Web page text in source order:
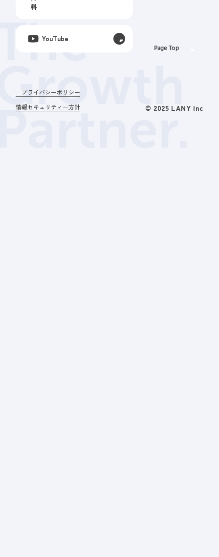
プライバシーポリシー
情報セキュリティー方針
© 2025 LANY Inc
料
YouTube
Page Top